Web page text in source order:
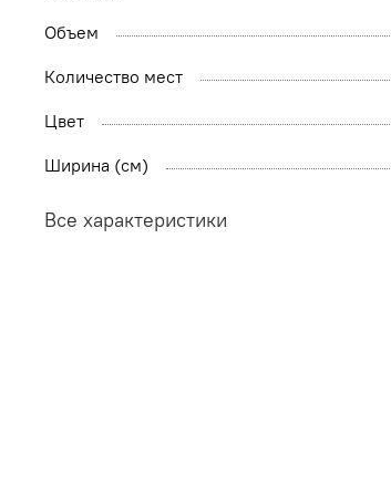
Объем
Количество мест
Цвет
Ширина (см)
Все характеристики